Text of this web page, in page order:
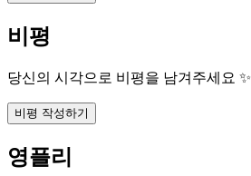
비평
당신의 시각으로 비평을 남겨주세요 ✨
비평 작성하기
영플리